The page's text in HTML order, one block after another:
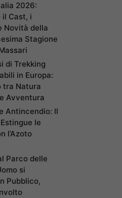
2026:
il Cast, i
Novità della
Stagione
di Trekking
in Europa:
tra Natura
Avventura
Antincendio: Il
le
l’Azoto
Parco delle
si
Pubblico,